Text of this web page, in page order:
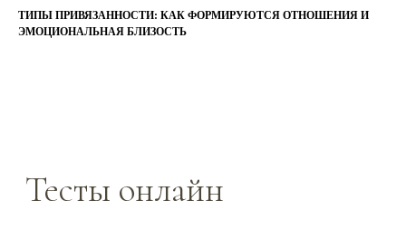
ТИПЫ ПРИВЯЗАННОСТИ: КАК ФОРМИРУЮТСЯ ОТНОШЕНИЯ И
ЭМОЦИОНАЛЬНАЯ БЛИЗОСТЬ
Тесты онлайн